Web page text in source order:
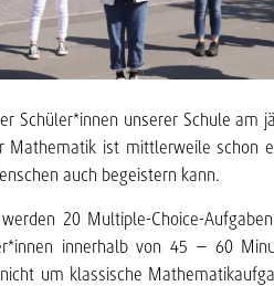
Schüler*innen unserer Schule
Mathematik ist mittlerweile schon
auch begeistern kann.
20 Multiple-Choice-
innerhalb von 45 – 60
um klassische